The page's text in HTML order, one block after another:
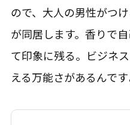
ので、大人の男性がつ
が同居します。香りで
て印象に残る。ビジネ
える万能さがあるんです